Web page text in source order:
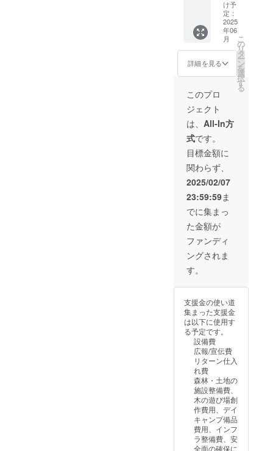
真っ直
ぐな想
いを持
ち、こ
だわり
を揃え
ていま
では地
元の方
をはじ
め海外
の方に
もご注
文をい
ただけ
るよう
に。 た
くさん
の方に
愛さ
れ、支
えられ
ている
お店だ
なと感
す。 と
ても陽
気な母
がお客
様から
感じる
インス
ピレー
ション
で合わ
せる、
花束や
アレン
ジは何
度見て
も想像
以上の
てい
る、コ
ストパ
フォー
マンス
お店！
お酒好
からご
で幅広
く楽し
ただけ
るオス
スメの
居酒屋
です。
〜店舗
の詳
細〜 所
在地：
〒602-
8169 京
都府京
都市上
340
TEL：
075-
811-
5700 営
業時
間：
17:00 -
23:00
休業
日： 毎
週月曜
日 ※
都合に
より急
な変更
となる
が、日
時の決
定につ
いては
個別ご
希望を
伺い、
希望に
ご案内
したい
と考え
ており
ます。
・場
所：京
都市右
梅ヶ畑
西ノ畑
町12-1
※ご案内
※ ❶ア
ウトド
ア用品
持ち込
みは、
基本的
に自由
とさせ
ていた
だきま
す。 ❷
利用目
安人数
は、最
大８名
程度と
なりま
す。 ❸
現地ま
での交
地のよ
うなデ
イキャ
ンプを
楽しん
でいた
だきま
ちらは
手ぶら
で気兼
ねなく
過ごし
ていた
だける
よう、
特別に
アウト
ドア
グッ
ズ・
BBQ機
材や食
材をこ
ちらで
ご準備
す！！
程：
2025年
5月1
日〜
2025年
9月30日
までの
内 10
時~16時
の１日
貸出 ※
ご希望
日・お
時間に
量限定
でのご
提供に
なりま
す。 ※
支援
時、必
ず備考
欄に掲
載を希
望され
るお名
前をご
記入く
ださ
い。 ※
掲示場
所は、
無人駐
車場の
集金所
兼案内
地図掲
示用の
看板、
最下部
十音順
載とな
りま
す。 ※
看板設
置でき
次第、
お名前
日から1
年間
(365日
間）掲
載をお
約束さ
せてい
※5件限
定】 ・
ご支援
いただ
いた方
の名前
や会社
名を、
「高
雄」バ
ス停前
（京都
市内発
便着場
所）へ
掲載い
たしま
す。 ・
お名前
をなる
べく目
立たせ
るた
め、数
量限定
でのご
す。 ※
時、必
ず備考
欄に掲
載を希
望され
るお名
前をご
ださ
い。 ※
掲示場
所は、
「高
雄」バ
ス停
け予
定：
2025
年06
月
詳細を見る
こ
の
リ
タ
ー
ン
を
選
択
す
る
このプロ
ジェクト
は、 All-In方
式です。
目標金額に
関わらず、
2025/02/07
23:59:59ま
でに集まっ
た金額が
ファンディ
ングされま
す。
支援金の使い道
集まった支援金
は以下に使用す
る予定です。
設備費
広報/宣伝費
リターン仕入
れ費
森林・土地の
施設整備費、
木の遊び場創
作費用、デイ
キャンプ備品
費用、インフ
ラ整備費、安
全面の確保に